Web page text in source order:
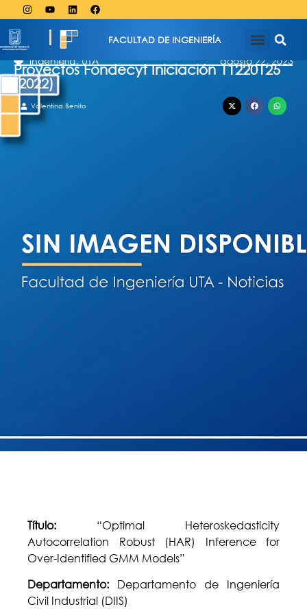
FACULTAD DE INGENIERÍA
Ingeniería, UTA agosto 22, 2023
Proyectos Fondecyt Iniciación 11220125
(2022)
Valentina Benito
Título: “Optimal Heteroskedasticity
Autocorrelation Robust (HAR) Inference for
Over-Identified GMM Models”
Departamento: Departamento de Ingeniería
Civil Industrial (DIIS)